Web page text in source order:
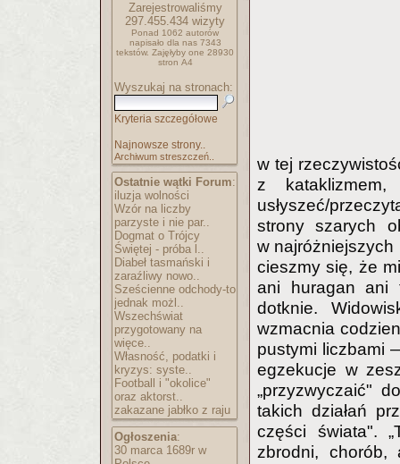
Zarejestrowaliśmy
297.455.434 wizyty
Ponad 1062 autorów
napisało dla nas 7343
tekstów. Zajęłyby one 28930
stron A4
Wyszukaj na stronach:
Kryteria szczegółowe
Najnowsze strony..
Archiwum streszczeń..
Ostatnie wątki Forum:
iluzja wolności
Wzór na liczby
parzyste i nie par..
Dogmat o Trójcy
Świętej - próba l..
Diabeł tasmański i
zaraźliwy nowo..
Sześcienne odchody-to
jednak możl..
Wszechświat
przygotowany na
więce..
Własność, podatki i
kryzys: syste..
Football i "okolice"
oraz aktorst..
zakazane jabłko z raju
Ogłoszenia:
30 marca 1689r w
w tej
z
usłyszeć/
strony szarych
w najróżniejszych
cieszmy się, że
ani huragan ani
dotknie.
wzmacnia
pustymi liczbami
egzekucje w
„przyzwyczaić"
takich działań
części świata".
zbrodni, chorób,